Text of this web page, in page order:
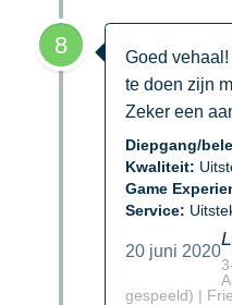
8
Goed
te doen zijn
Zeker een
Diepgang/
Kwaliteit:
Game
Service:
20 juni 2020
gespeeld) |